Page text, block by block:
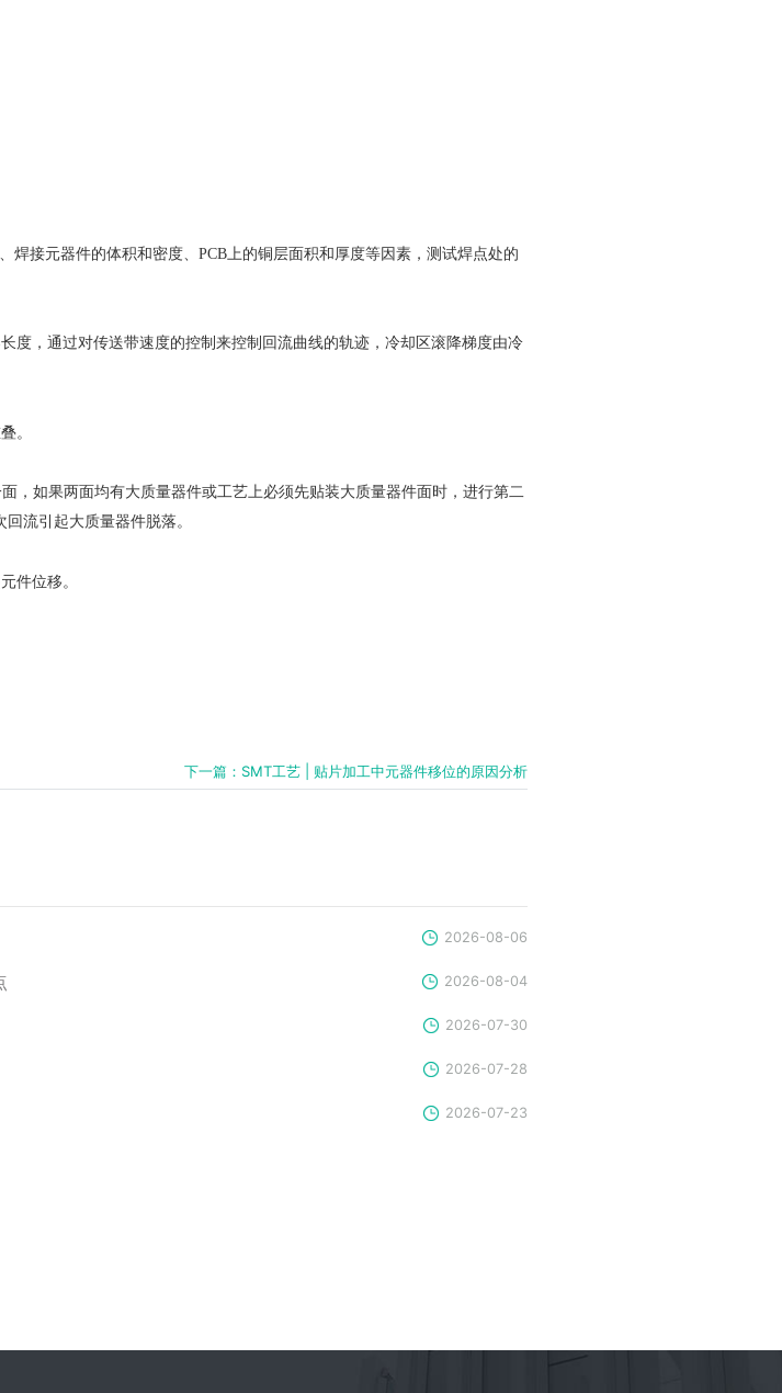
焊接元器件的体积和密度、PCB上的铜层面积和厚度等因素，测试焊点处的
度，通过对传送带速度的控制来控制回流曲线的轨迹，冷却区滚降梯度由冷
。
，如果两面均有大质量器件或工艺上必须先贴装大质量器件面时，进行第二
流引起大质量器件脱落。
件位移。
下一篇：SMT工艺 | 贴片加工中元器件移位的原因分析
2026-08-06
2026-08-04
2026-07-30
2026-07-28
2026-07-23